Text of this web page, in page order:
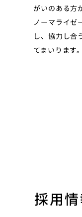
がいのある方
ノーマライゼ
し、協力し合
てまいります。
採用